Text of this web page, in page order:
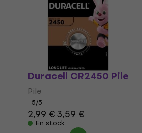
Duracell CR2450 Pile
Pile
5/5
2,99 €3,59 €
En stock